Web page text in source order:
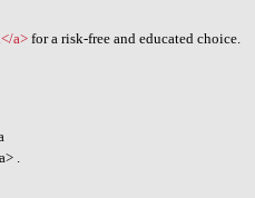
a>for a risk-free and educated choice.
.